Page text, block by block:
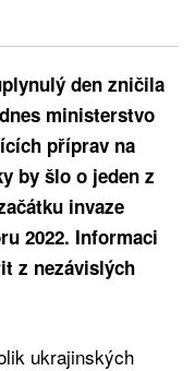
den zničila
ministerstvo
příprav na
by šlo o jeden z
invaze
2022. Informaci
z nezávislých
ukrajinských